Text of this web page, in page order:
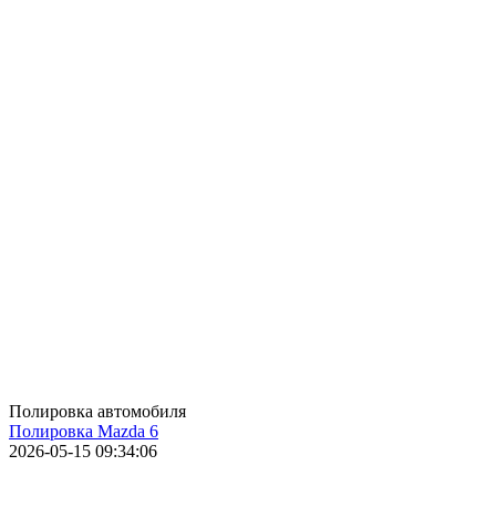
Полировка автомобиля
Полировка Mazda 6
2026-05-15 09:34:06